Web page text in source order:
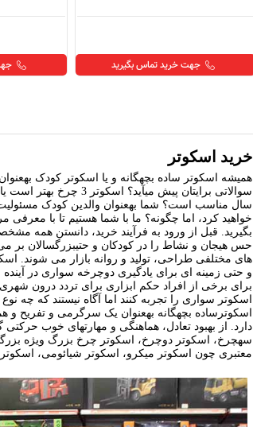
جهت خرید تماس بگیرید
خرید اسکوتر
همیشه اسکوتر ساده بچهگانه و یا اسکوتر کودک
سال مناسب است؟ شما بهعنوان والدین کودک مسئولیت
خواهید کرد، اما چگونه؟ ما با شما هستیم تا با معرفی
حس هیجان و نشاط را در کودکان و حتیبزرگسالان بر
های مختلفی طراحی، تولید و روانه بازار می شوند.
برای برخی از افراد حکم ابزاری برای تردد درون
اسکوتر سواری را تجربه کنند اما آگاه نیستند که چه
اسکوترساده بچهگانه بهعنوان یک سرگرمی و تفریح و
دارد. از بهبود تعادل، هماهنگی و مهارتهای خوب
سهچرخ، اسکوتر دوچرخ، اسکوتر چرخ بزرگ ویژه
معتبری چون اسکوتر میکرو، اسکوتر شیائومی،